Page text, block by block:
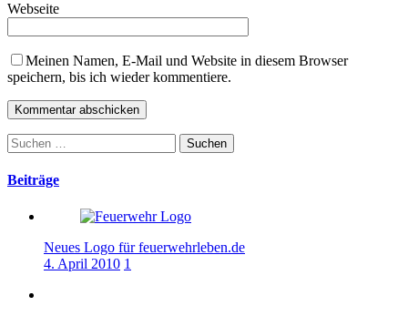
Webseite
Meinen Namen, E-Mail und Website in diesem Browser
speichern, bis ich wieder kommentiere.
Suchen
nach:
Beiträge
Neues Logo für feuerwehrleben.de
4. April 2010 1